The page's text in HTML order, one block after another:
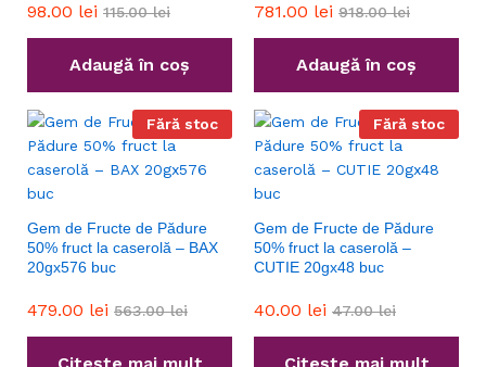
98.00 lei 115.00lei
Adaugă în coș
781.00 lei 918.00lei
Adaugă în coș
Fără stoc
Gem de Fructe de Pădure
50% fruct la caserolă – BAX
20gx576 buc
479.00 lei 563.00lei
Fără stoc
Gem de Fructe de Pădure
50% fruct la caserolă –
CUTIE 20gx48 buc
40.00 lei 47.00lei